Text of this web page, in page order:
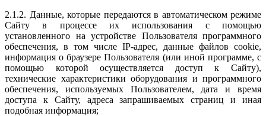
2.1.2. Данные, которые передаются в автоматическом режиме
Сайту в процессе их использования с помощью
установленного на устройстве Пользователя программного
обеспечения, в том числе IP-адрес, данные файлов cookie,
информация о браузере Пользователя (или иной программе, с
помощью которой осуществляется доступ к Сайту),
технические характеристики оборудования и программного
обеспечения, используемых Пользователем, дата и время
доступа к Сайту, адреса запрашиваемых страниц и иная
подобная информация;